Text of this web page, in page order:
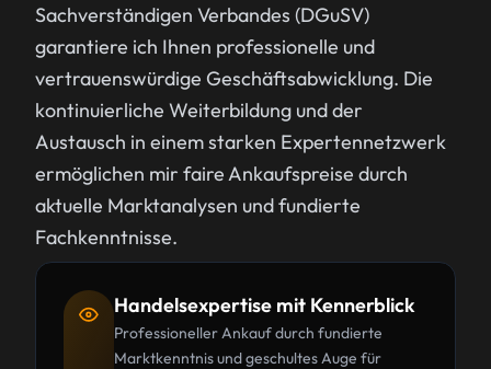
Sachverständigen Verbandes (DGuSV)
garantiere ich Ihnen professionelle und
vertrauenswürdige Geschäftsabwicklung. Die
kontinuierliche Weiterbildung und der
Austausch in einem starken Expertennetzwerk
ermöglichen mir faire Ankaufspreise durch
aktuelle Marktanalysen und fundierte
Fachkenntnisse.
Handelsexpertise mit Kennerblick
Professioneller Ankauf durch fundierte
Marktkenntnis und geschultes Auge für